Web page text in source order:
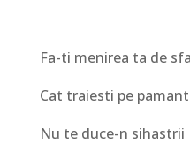
Fa-ti menirea ta de
Cat traiesti pe pamant
Nu te duce-n sihastrii